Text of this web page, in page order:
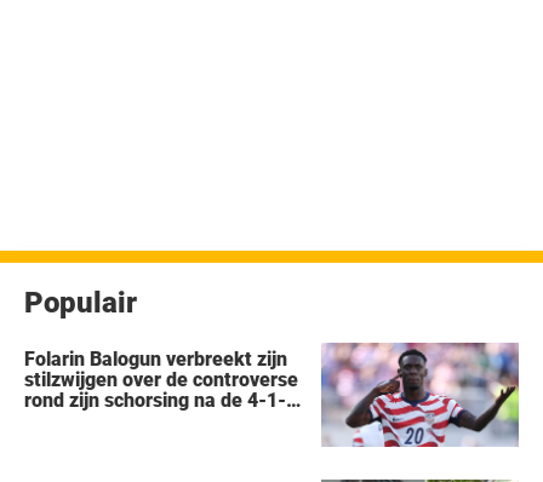
Populair
Folarin Balogun verbreekt zijn
stilzwijgen over de controverse
rond zijn schorsing na de 4-1-